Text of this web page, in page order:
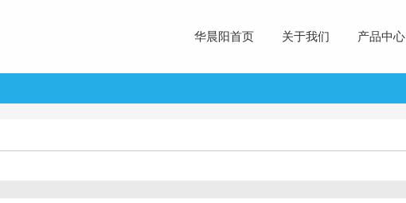
华晨阳首页 关于我们 产品中心